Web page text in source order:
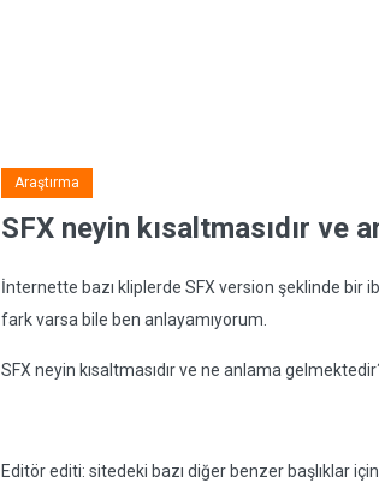
Araştırma
SFX neyin kısaltmasıdır ve
İnternette bazı kliplerde SFX version şeklinde
fark varsa bile ben anlayamıyorum.
SFX neyin kısaltmasıdır ve ne anlama
Editör editi: sitedeki bazı diğer benzer başlıklar